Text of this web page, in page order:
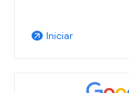
arrow_outward Iniciar